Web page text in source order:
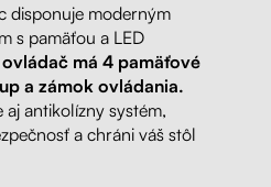
disponuje moderným
s pamäťou a LED
má 4 pamäťové
a zámok ovládania.
antikolízny systém,
a chráni váš stôl